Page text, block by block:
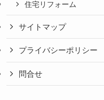
住宅リフォーム
サイトマップ
プライバシーポリシー
問合せ